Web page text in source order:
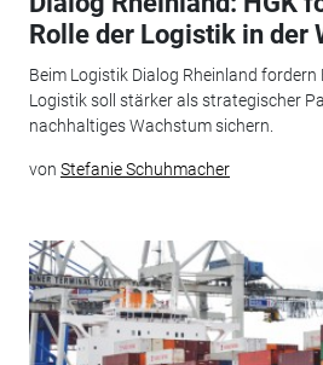
Rolle der Logistik in der
Beim Logistik Dialog Rheinland fordern
Logistik soll stärker als strategischer
nachhaltiges Wachstum sichern.
von Stefanie Schuhmacher